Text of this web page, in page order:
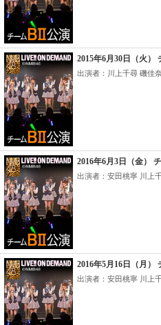
2015年6月30日（火
出演者：川上千尋 磯佳
2016年6月3日（金）
出演者：安田桃寧 川上
2016年5月16日（月
出演者：安田桃寧 川上